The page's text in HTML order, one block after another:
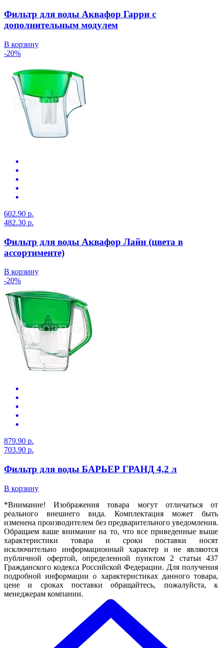
Фильтр для воды Аквафор Гарри с
дополнительным модулем
В корзину
-20%
602.90 р.
482.30 р.
Фильтр для воды Аквафор Лайн (цвета в
ассортименте)
В корзину
-20%
879.90 р.
703.90 р.
Фильтр для воды БАРЬЕР ГРАНД 4,2 л
В корзину
*Внимание! Изображения товара могут отличаться от
реального внешнего вида. Комплектация может быть
изменена производителем без предварительного уведомления.
Обращаем ваше внимание на то, что все приведенные выше
характеристики товара и сроки поставки носят
исключительно информационный характер и не являются
публичной офертой, определенной пунктом 2 статьи 437
Гражданского кодекса Российской Федерации. Для получения
подробной информации о характеристиках данного товара,
цене и сроках поставки обращайтесь, пожалуйста, к
менеджерам компании.